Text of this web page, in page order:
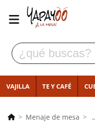
VAJILLA TE Y CAFÉ
Menaje de mesa